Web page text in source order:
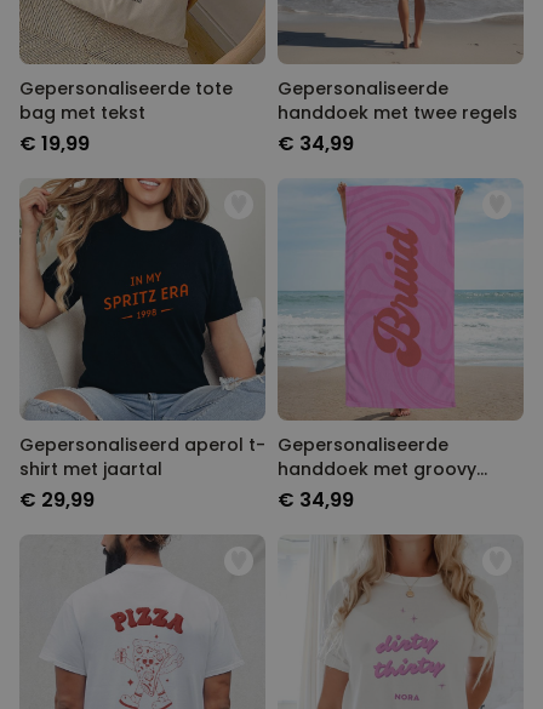
Gepersonaliseerde tote
bag met tekst
€ 19,99
Gepersonaliseerde
handdoek met twee regels
€ 34,99
Gepersonaliseerd aperol t-
shirt met jaartal
€ 29,99
Gepersonaliseerde
handdoek met groovy
achtergrond en tekst
€ 34,99